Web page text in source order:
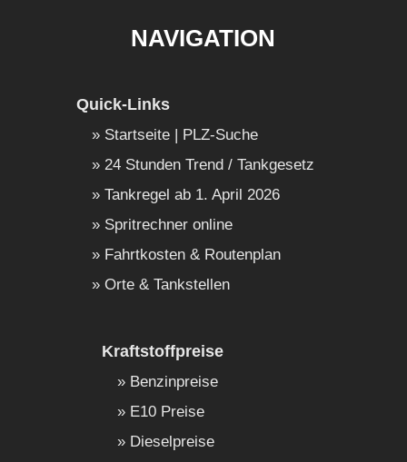
NAVIGATION
Quick-Links
Startseite | PLZ-Suche
24 Stunden Trend / Tankgesetz
Tankregel ab 1. April 2026
Spritrechner online
Fahrtkosten & Routenplan
Orte & Tankstellen
Kraftstoffpreise
Benzinpreise
E10 Preise
Dieselpreise